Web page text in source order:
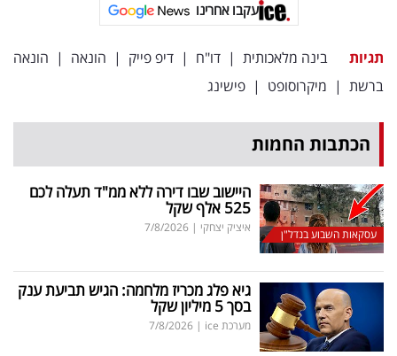
עקבו אחרינו
תגיות בינה מלאכותית | דו"ח | דיפ פייק | הונאה | הונאה
ברשת | מיקרוסופט | פישינג
הכתבות החמות
עסקאות השבוע בנדל"ן
היישוב שבו דירה ללא ממ"ד תעלה לכם
525 אלף שקל
איציק יצחקי |
7/8/2026
גיא פלג מכריז מלחמה: הגיש תביעת ענק
בסך 5 מיליון שקל
מערכת ice |
7/8/2026